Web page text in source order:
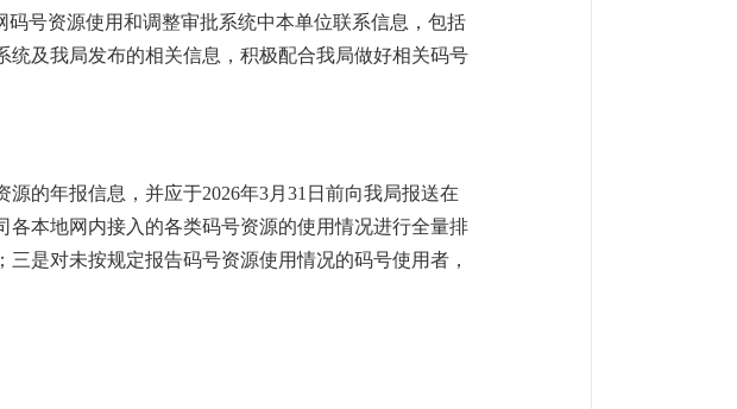
号资源使用和调整审批系统中本单位联系信息，包括
及我局发布的相关信息，积极配合我局做好相关码号
的年报信息，并应于2026年3月31日前向我局报送在
本地网内接入的各类码号资源的使用情况进行全量排
是对未按规定报告码号资源使用情况的码号使用者，